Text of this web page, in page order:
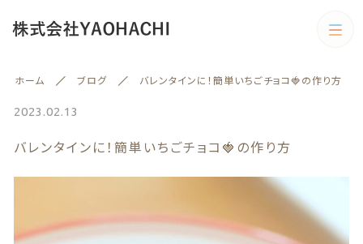
ホーム ブログ バレンタインに！簡単いちごチョコ🍓の作り方
2023.02.13
バレンタインに！簡単いちごチョコ🍓の作り方
カテゴリー
野菜
親カテゴリー